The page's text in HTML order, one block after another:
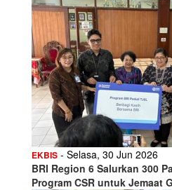
EKBIS - Selasa, 30 Jun 2026
BRI Region 6 Salurkan 300
Program CSR untuk Jemaat